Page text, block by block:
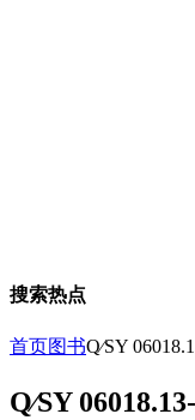
搜索热点
首页图书Q∕SY
Q∕SY